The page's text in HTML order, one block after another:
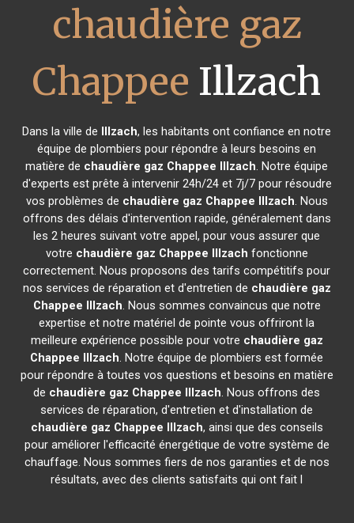
chaudière gaz
Chappee Illzach
Dans la ville de Illzach, les habitants ont confiance en notre
équipe de plombiers pour répondre à leurs besoins en
matière de chaudière gaz Chappee Illzach. Notre équipe
d'experts est prête à intervenir 24h/24 et 7j/7 pour résoudre
vos problèmes de chaudière gaz Chappee Illzach. Nous
offrons des délais d'intervention rapide, généralement dans
les 2 heures suivant votre appel, pour vous assurer que
votre chaudière gaz Chappee Illzach fonctionne
correctement. Nous proposons des tarifs compétitifs pour
nos services de réparation et d'entretien de chaudière gaz
Chappee Illzach. Nous sommes convaincus que notre
expertise et notre matériel de pointe vous offriront la
meilleure expérience possible pour votre chaudière gaz
Chappee Illzach. Notre équipe de plombiers est formée
pour répondre à toutes vos questions et besoins en matière
de chaudière gaz Chappee Illzach. Nous offrons des
services de réparation, d'entretien et d'installation de
chaudière gaz Chappee Illzach, ainsi que des conseils
pour améliorer l'efficacité énergétique de votre système de
chauffage. Nous sommes fiers de nos garanties et de nos
résultats, avec des clients satisfaits qui ont fait l